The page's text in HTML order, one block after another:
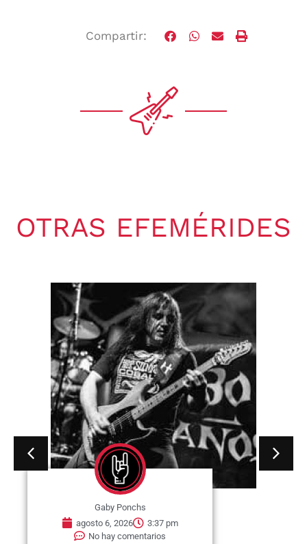
Compartir:
OTRAS EFEMÉRIDES
Gaby Ponchs
agosto 6, 2026
3:37 pm
No hay comentarios